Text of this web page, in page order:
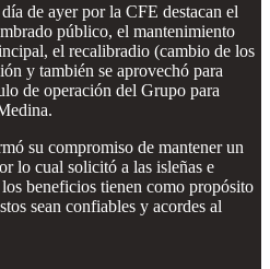
de ayer por la CFE destacan el
público, el mantenimiento
el recalibradio (cambio de los
y también se aprovechó para
de operación del Grupo para
su compromiso de mantener un
lo cual solicitó a las isleñas e
beneficios tienen como propósito
sean confiables y acordes al